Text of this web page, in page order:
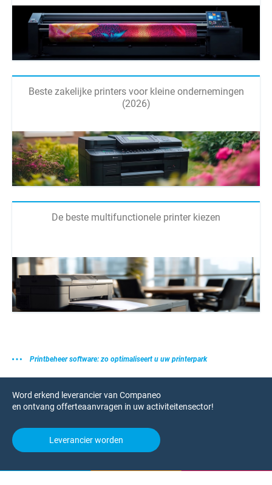
Beste zakelijke printers voor kleine ondernemingen
(2026)
De beste multifunctionele printer kiezen
Printbeheer software: zo optimaliseert u uw printerpark
Word erkend leverancier van Companeo
en ontvang offerteaanvragen in uw activiteitensector!
Leverancier worden